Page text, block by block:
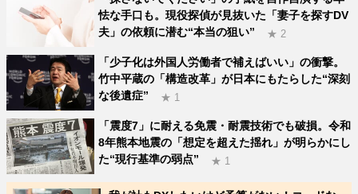
怯な手口も。現役探偵が見抜いた「妻子を探すDV
夫」の依頼に潜む“本当の狙い”
★ 2
「少子化は外国人労働者で補えばいい」の衝撃。
竹中平蔵の「構造改革」が日本にもたらした“深刻
な後遺症”
★ 1
「震度7」に耐える免震・耐震技術でも破損。令和
8年熊本地震の「想定を超えた揺れ」が明らかにし
た“現行基準の弱点”
★ 1